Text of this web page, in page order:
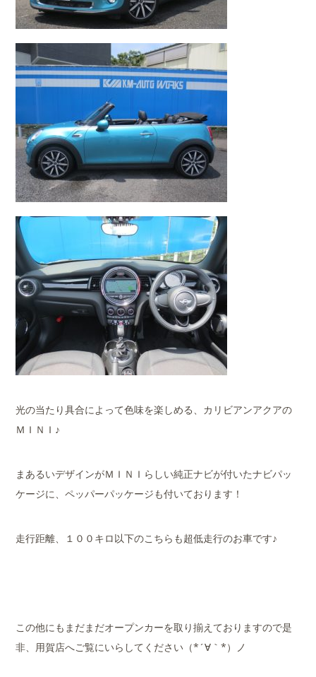
光の当たり具合によって色味を楽しめる、カリビアンアクアの
ＭＩＮＩ♪
まあるいデザインがＭＩＮＩらしい純正ナビが付いたナビパッ
ケージに、ペッパーパッケージも付いております！
走行距離、１００キロ以下のこちらも超低走行のお車です♪
この他にもまだまだオープンカーを取り揃えておりますので是
非、用賀店へご覧にいらしてください（*´∀｀*）ノ